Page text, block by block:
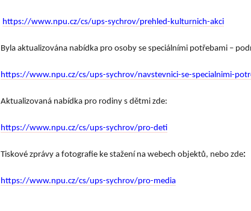
https://www.npu.cz/cs/ups-sychrov/prehled-kulturnich-akci
Byla aktualizována nabídka pro osoby se speciálními potřebami –
https://www.npu.cz/cs/ups-sychrov/navstevnici-se-specialnimi-
Aktualizovaná nabídka pro rodiny s dětmi zde:
https://www.npu.cz/cs/ups-sychrov/pro-deti
Tiskové zprávy a fotografie ke stažení na webech objektů, nebo zde:
https://www.npu.cz/cs/ups-sychrov/pro-media